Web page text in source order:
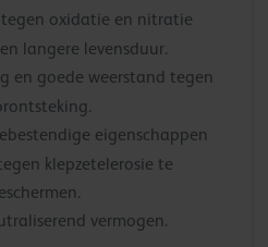
oxidatie en nitratie
langere levensduur.
en goede weerstand tegen
eigenschappen
klepzetelerosie te
vermogen.